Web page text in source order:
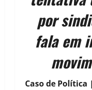
por
fala em
Caso de Política